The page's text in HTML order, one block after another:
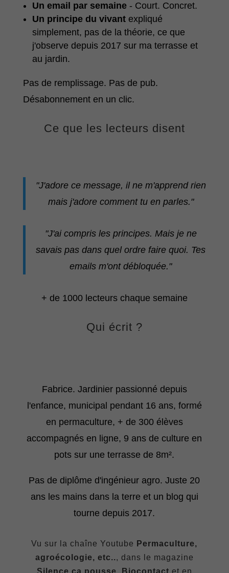
Un email par semaine- Court. Concret.
Un principe du vivantexpliqué
simplement, pas de la théorie, ce que
j'observe depuis 2017 sur ma terrasse et
au jardin.
Pas de remplissage. Pas de pub.
Désabonnement en un clic.
Ce que les lecteurs disent
"J'adore ce message, il ne m'apprend rien
mais j'adore comment tu en parles."
"J'ai compris les principes. Mais je ne
savais pas dans quel ordre faire quoi. Tes
emails m'ont débloquée."
+ de 1000 lecteurs chaque semaine
Qui écrit ?
Fabrice. Jardinier passionné depuis
l'enfance, municipal pendant 16 ans, formé
en permaculture, + de 300 élèves
accompagnés en ligne, 9 ans de culture en
pots sur une terrasse de 8m².
Pas de diplôme d'ingénieur agro. Juste 20
ans les mains dans la terre et un blog qui
tourne depuis 2017.
Vu sur la chaîne Youtube Permaculture,
agroécologie, etc.., dans le magazine
Silence ça pousse, Biocontact et en